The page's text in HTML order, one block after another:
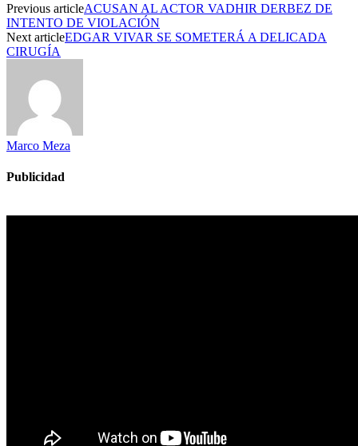
Previous articleACUSAN AL ACTOR VADHIR DERBEZ DE
INTENTO DE VIOLACIÓN
Next articleEDGAR VIVAR SE SOMETERÁ A DELICADA
CIRUGÍA
Marco Meza
Publicidad